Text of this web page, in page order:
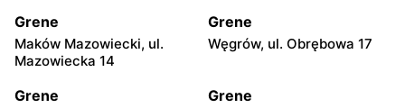
Grene
Maków Mazowiecki, ul.
Mazowiecka 14
Grene
Węgrów, ul. Obrębowa 17
Grene Grene